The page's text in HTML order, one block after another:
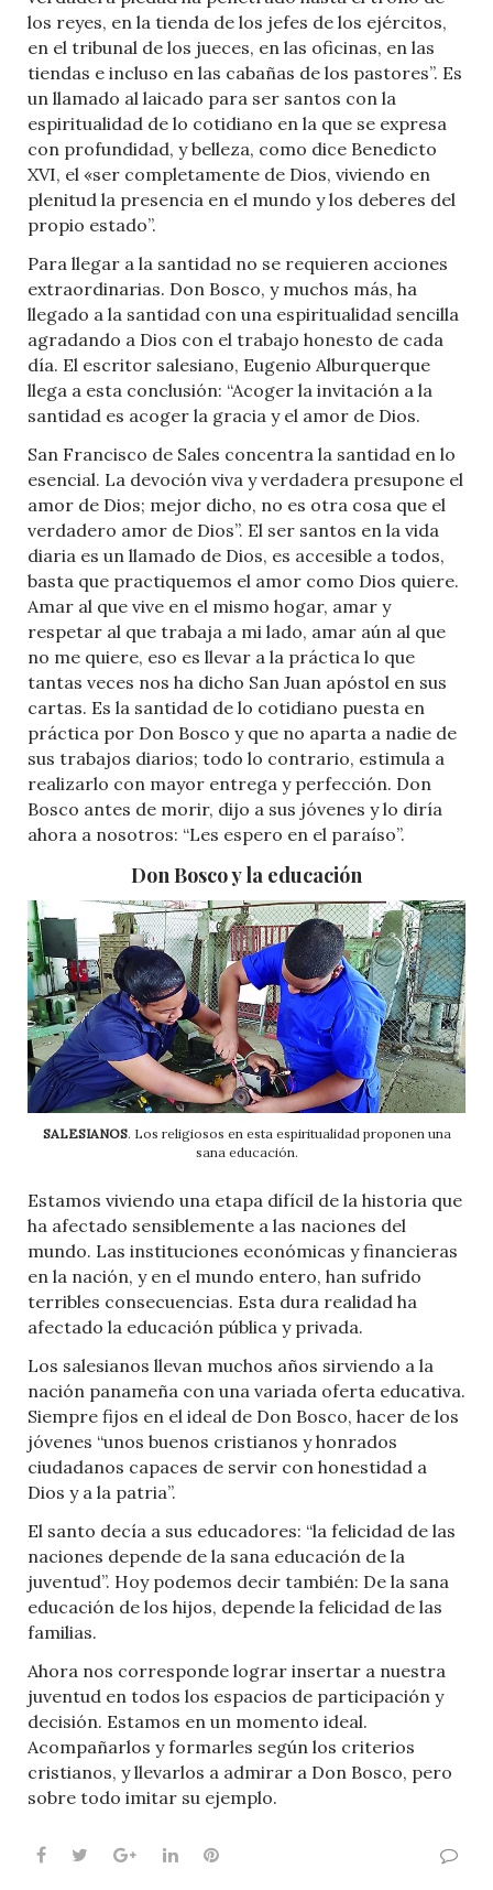
los reyes, en la tienda de los jefes de los ejércitos,
en el tribunal de los jueces, en las oficinas, en las
tiendas e incluso en las cabañas de los pastores”. Es
un llamado al laicado para ser santos con la
espiritualidad de lo cotidiano en la que se expresa
con profundidad, y belleza, como dice Benedicto
XVI, el «ser completamente de Dios, viviendo en
plenitud la presencia en el mundo y los deberes del
propio estado”.
Para llegar a la santidad no se requieren acciones
extraordinarias. Don Bosco, y muchos más, ha
llegado a la santidad con una espiritualidad sencilla
agradando a Dios con el trabajo honesto de cada
día. El escritor salesiano, Eugenio Alburquerque
llega a esta conclusión: “Acoger la invitación a la
santidad es acoger la gracia y el amor de Dios.
San Francisco de Sales concentra la santidad en lo
esencial. La devoción viva y verdadera presupone el
amor de Dios; mejor dicho, no es otra cosa que el
verdadero amor de Dios”. El ser santos en la vida
diaria es un llamado de Dios, es accesible a todos,
basta que practiquemos el amor como Dios quiere.
Amar al que vive en el mismo hogar, amar y
respetar al que trabaja a mi lado, amar aún al que
no me quiere, eso es llevar a la práctica lo que
tantas veces nos ha dicho San Juan apóstol en sus
cartas. Es la santidad de lo cotidiano puesta en
práctica por Don Bosco y que no aparta a nadie de
sus trabajos diarios; todo lo contrario, estimula a
realizarlo con mayor entrega y perfección. Don
Bosco antes de morir, dijo a sus jóvenes y lo diría
ahora a nosotros: “Les espero en el paraíso”.
Don Bosco y la educación
SALESIANOS. Los religiosos en esta espiritualidad proponen una
sana educación.
Estamos viviendo una etapa difícil de la historia que
ha afectado sensiblemente a las naciones del
mundo. Las instituciones económicas y financieras
en la nación, y en el mundo entero, han sufrido
terribles consecuencias. Esta dura realidad ha
afectado la educación pública y privada.
Los salesianos llevan muchos años sirviendo a la
nación panameña con una variada oferta educativa.
Siempre fijos en el ideal de Don Bosco, hacer de los
jóvenes “unos buenos cristianos y honrados
ciudadanos capaces de servir con honestidad a
Dios y a la patria”.
El santo decía a sus educadores: “la felicidad de las
naciones depende de la sana educación de la
juventud”. Hoy podemos decir también: De la sana
educación de los hijos, depende la felicidad de las
familias.
Ahora nos corresponde lograr insertar a nuestra
juventud en todos los espacios de participación y
decisión. Estamos en un momento ideal.
Acompañarlos y formarles según los criterios
cristianos, y llevarlos a admirar a Don Bosco, pero
sobre todo imitar su ejemplo.
Facebook
TwitterGoogle+LinkedInPinterest